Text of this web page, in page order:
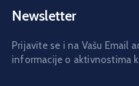
Newsletter
Prijavite se i na Vašu Email
informacije o aktivnostima